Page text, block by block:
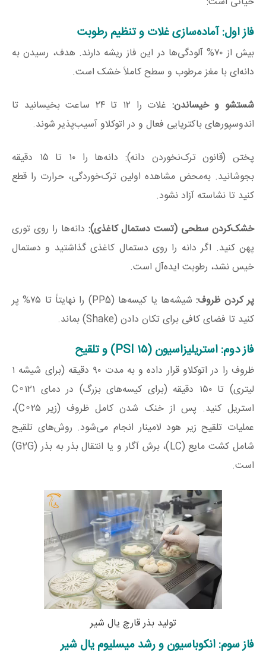
فاز اول: آماده‌سازی غلات و تنظیم رطوبت
بیش از ۷۰% آلودگی‌ها در این فاز ریشه دارند. هدف، رسیدن به
دانه‌ای با مغز مرطوب و سطح کاملاً خشک است.
شستشو و خیساندن:
غلات را ۱۲ تا ۲۴ ساعت بخیسانید تا
اندوسپورهای باکتریایی فعال و در اتوکلاو آسیب‌پذیر شوند.
پختن (قانون ترک‌نخوردن دانه): دانه‌ها را ۱۰ تا ۱۵ دقیقه
بجوشانید. به‌محض مشاهده اولین ترک‌خوردگی، حرارت را قطع
کنید تا نشاسته آزاد نشود.
خشک‌کردن سطحی (تست دستمال کاغذی): دانه‌ها را روی توری
پهن کنید. اگر دانه را روی دستمال کاغذی گذاشتید و دستمال
خیس نشد، رطوبت ایده‌آل است.
پر کردن ظروف:شیشه‌ها یا کیسه‌ها (PP5) را نهایتاً تا ۷۵% پر
کنید تا فضای کافی برای تکان دادن (Shake) بماند.
فاز دوم: استریلیزاسیون (۱۵ PSI) و تلقیح
ظروف را در اتوکلاو قرار داده و به مدت ۹۰ دقیقه (برای شیشه ۱
لیتری) تا ۱۵۰ دقیقه (برای کیسه‌های بزرگ) در دمای
۱۲۱∘ C
استریل کنید. پس از خنک شدن کامل ظروف (زیر ۲۵∘ C)،
عملیات تلقیح زیر هود لامینار انجام می‌شود. روش‌های تلقیح
شامل کشت مایع (LC)، برش آگار و یا انتقال بذر به بذر (G2G)
است.
تولید بذر قارچ یال شیر
فاز سوم: انکوباسیون و رشد میسلیوم یال شیر